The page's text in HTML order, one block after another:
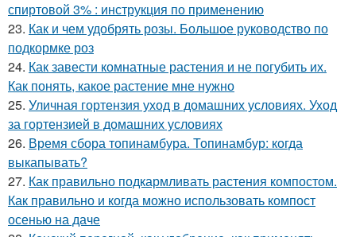
спиртовой 3% : инструкция по применению
23. Как и чем удобрять розы. Большое руководство по
подкормке роз
24. Как завести комнатные растения и не погубить их.
Как понять, какое растение мне нужно
25. Уличная гортензия уход в домашних условиях. Уход
за гортензией в домашних условиях
26. Время сбора топинамбура. Топинамбур: когда
выкапывать?
27. Как правильно подкармливать растения компостом.
Как правильно и когда можно использовать компост
осенью на даче